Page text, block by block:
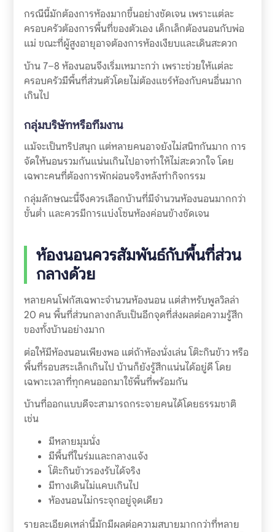
กรณีนี้มักต้องการห้องมากขึ้นอย่างชัดเจน เพราะแต่ละ
ครอบครัวต้องการพื้นที่ของตัวเอง เด็กเล็กต้องนอนกับพ่อ
แม่ ขณะที่ผู้สูงอายุอาจต้องการห้องเงียบและเดินสะดวก
บ้าน 7–8 ห้องนอนจึงเริ่มเหมาะกว่า เพราะช่วยให้แต่ละ
ครอบครัวมีพื้นที่ส่วนตัวโดยไม่ต้องแชร์ห้องกับคนอื่นมาก
เกินไป
กลุ่มบริษัทหรือทีมงาน
แม้จะเป็นทริปสนุก แต่หลายคนอาจยังไม่สนิทกันมาก การ
จัดให้นอนรวมกันแน่นเกินไปอาจทำให้ไม่สะดวกใจ โดย
เฉพาะคนที่ต้องการพักผ่อนจริงหลังทำกิจกรรม
กลุ่มลักษณะนี้จึงควรเลือกบ้านที่มีจำนวนห้องนอนมากกว่า
ขั้นต่ำ และควรมีการแบ่งโซนห้องค่อนข้างชัดเจน
ห้องนอนควรสัมพันธ์กับพื้นที่ส่วน
กลางด้วย
หลายคนโฟกัสเฉพาะจำนวนห้องนอน แต่สำหรับพูลวิลล่า
20 คน พื้นที่ส่วนกลางกลับเป็นอีกจุดที่ส่งผลต่อความรู้สึก
ของทั้งบ้านอย่างมาก
ต่อให้มีห้องนอนเพียงพอ แต่ถ้าห้องนั่งเล่น โต๊ะกินข้าว หรือ
พื้นที่รอบสระเล็กเกินไป บ้านก็ยังรู้สึกแน่นได้อยู่ดี โดย
เฉพาะเวลาที่ทุกคนออกมาใช้พื้นที่พร้อมกัน
บ้านที่ออกแบบดีจะสามารถกระจายคนได้โดยธรรมชาติ
เช่น
มีหลายมุมนั่ง
มีพื้นที่ในร่มและกลางแจ้ง
โต๊ะกินข้าวรองรับได้จริง
มีทางเดินไม่แคบเกินไป
ห้องนอนไม่กระจุกอยู่จุดเดียว
รายละเอียดเหล่านี้มักมีผลต่อความสบายมากกว่าที่หลาย